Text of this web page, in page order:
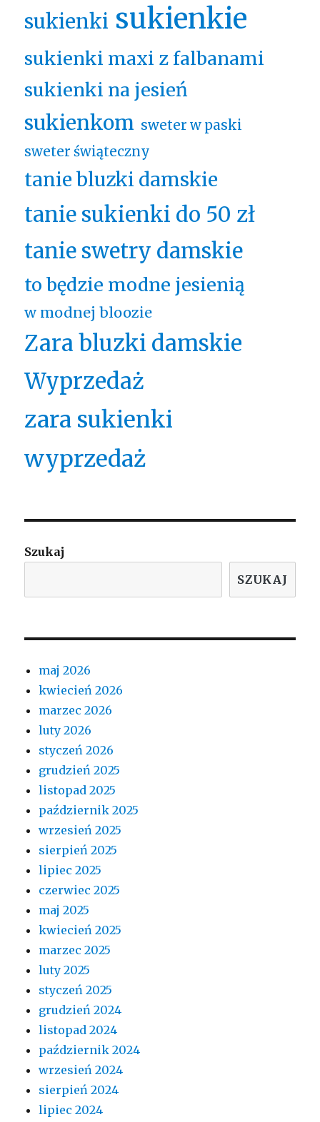
sukienki sukienkie
sukienki maxi z falbanami
sukienki na jesień
sukienkom sweter w paski
sweter świąteczny
tanie bluzki damskie
tanie sukienki do 50 zł
tanie swetry damskie
to będzie modne jesienią
w modnej bloozie
Zara bluzki damskie
Wyprzedaż
zara sukienki
wyprzedaż
Szukaj
SZUKAJ
maj 2026
kwiecień 2026
marzec 2026
luty 2026
styczeń 2026
grudzień 2025
listopad 2025
październik 2025
wrzesień 2025
sierpień 2025
lipiec 2025
czerwiec 2025
maj 2025
kwiecień 2025
marzec 2025
luty 2025
styczeń 2025
grudzień 2024
listopad 2024
październik 2024
wrzesień 2024
sierpień 2024
lipiec 2024